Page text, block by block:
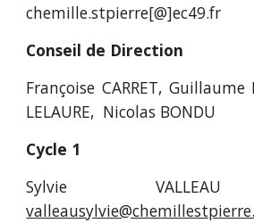
chemille.stpierre[@]ec49.fr
Conseil de Direction
Françoise CARRET, Guillaume
LELAURE, Nicolas BONDU
Cycle 1
Sylvie VALLEAU
valleausylvie